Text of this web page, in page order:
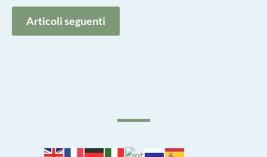
Articoli seguenti